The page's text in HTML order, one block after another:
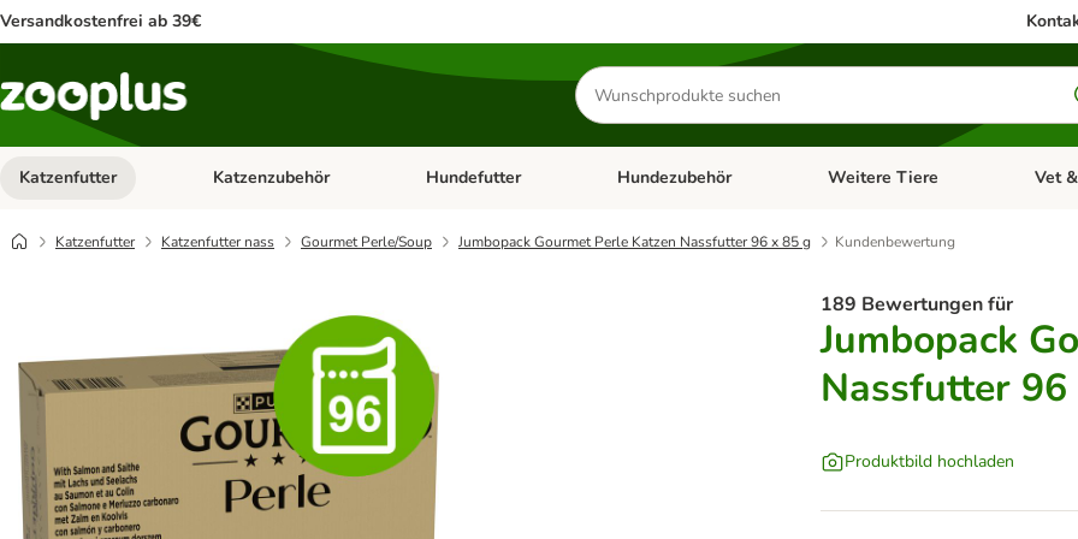
Versandkostenfrei ab 39€
Produkte
suchen
Katzenfutter Kategorie-Menü öffnen: Katzenfutter
Katzenzubehör Kategorie-Menü öffnen: Katzenzubehör
Hundefutter Kategorie-Menü öffnen: Hundefutter
Hundezubehör Kategorie-Menü öffnen:
Weitere Tiere Vet
Katzenfutter Katzenfutter nass Gourmet Perle/Soup Jumbopack Gourmet Perle Katzen Nassfutter 96 x 85 g Kundenbewertung
189 Bewertungen für
Jumbopack
Nassfutter 96
Produktbild hochladen